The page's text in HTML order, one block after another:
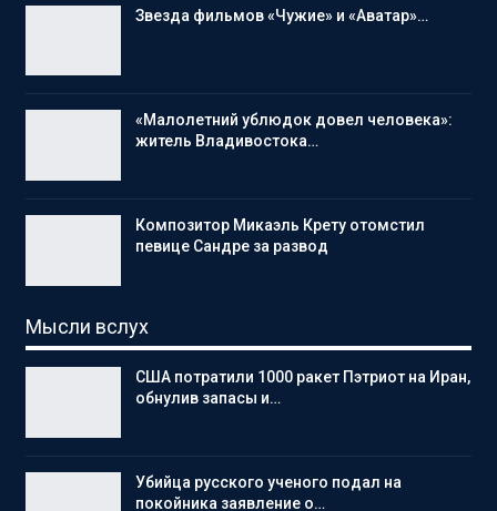
Звезда фильмов «Чужие» и «Аватар»…
«Малолетний ублюдок довел человека»:
житель Владивостока…
Композитор Микаэль Крету отомстил
певице Сандре за развод
Мысли вслух
США потратили 1000 ракет Пэтриот на Иран,
обнулив запасы и…
Убийца русского ученого подал на
покойника заявление о…